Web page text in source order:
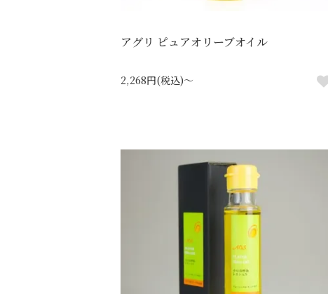
アグリ ピュアオリーブオイル
2,268円(税込)～